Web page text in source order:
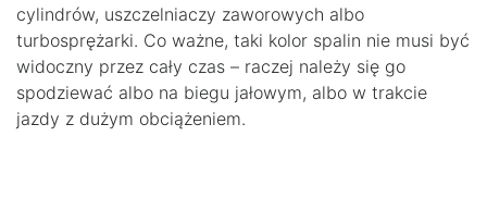
cylindrów, uszczelniaczy zaworowych albo
turbosprężarki. Co ważne, taki kolor spalin nie musi być
widoczny przez cały czas – raczej należy się go
spodziewać albo na biegu jałowym, albo w trakcie
jazdy z dużym obciążeniem.